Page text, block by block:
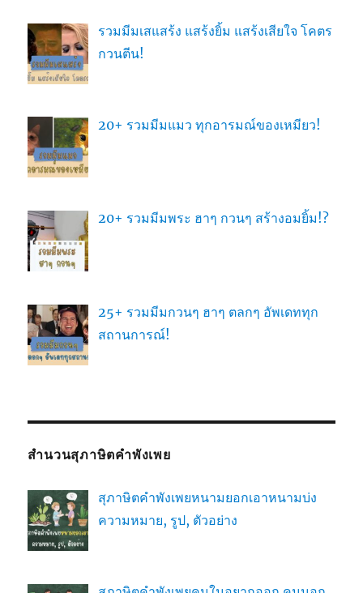
รวมมีมเสแสร้ง แสร้งยิ้ม แสร้งเสียใจ โคตร
กวนตีน!
20+ รวมมีมแมว ทุกอารมณ์ของเหมียว!
20+ รวมมีมพระ ฮาๆ กวนๆ สร้างอมยิ้ม!?
25+ รวมมีมกวนๆ ฮาๆ ตลกๆ อัพเดททุก
สถานการณ์!
สำนวนสุภาษิตคำพังเพย
สุภาษิตคำพังเพยหนามยอกเอาหนามบ่ง
ความหมาย, รูป, ตัวอย่าง